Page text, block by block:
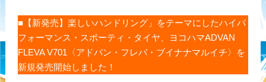
■【新発売】楽しいハンドリング」をテーマにしたハイパ
フォーマンス・スポーティ・タイヤ、ヨコハマADVAN
FLEVA V701〈アドバン・フレバ・ブイナナマルイチ〉を
新規発売開始しました！